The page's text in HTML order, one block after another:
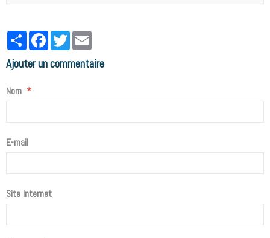
PartagerFacebookTwitter
Ajouter un commentaire
Nom
E-mail
Site Internet